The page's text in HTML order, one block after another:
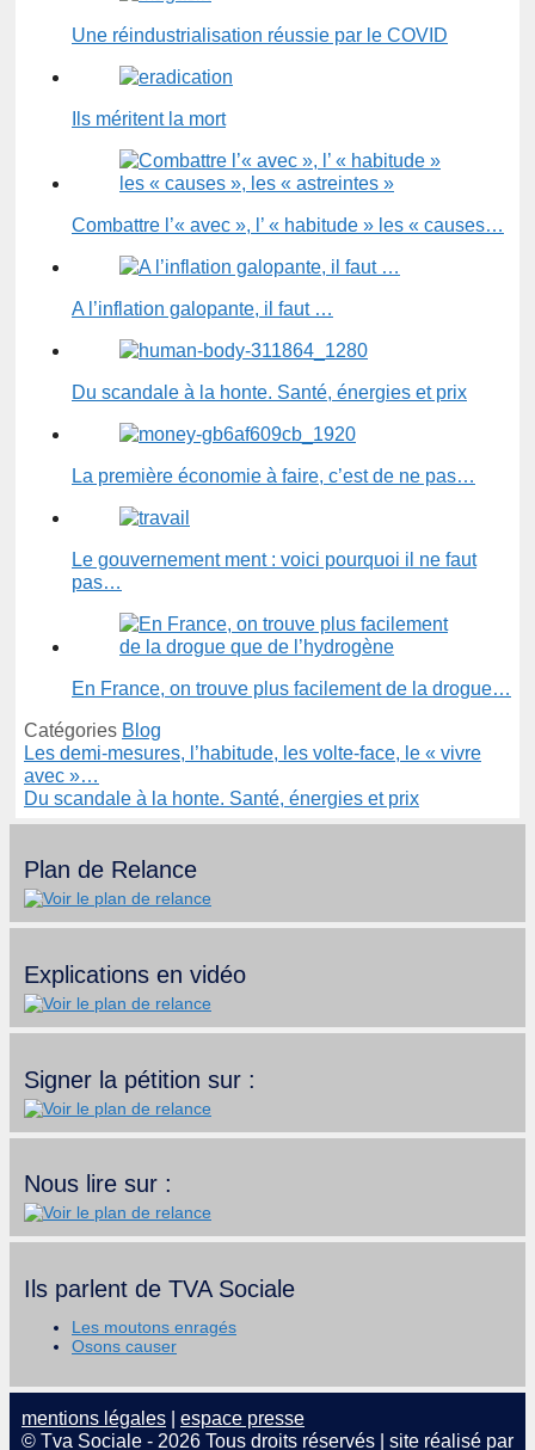
Une réindustrialisation réussie par le COVID
Ils méritent la mort
Combattre l’« avec », l’ « habitude » les « causes…
A l’inflation galopante, il faut …
Du scandale à la honte. Santé, énergies et prix
La première économie à faire, c’est de ne pas…
Le gouvernement ment : voici pourquoi il ne faut
pas…
En France, on trouve plus facilement de la drogue…
Catégories Blog
Les demi-mesures, l’habitude, les volte-face, le « vivre
avec »…
Du scandale à la honte. Santé, énergies et prix
Plan de Relance
Explications en vidéo
Signer la pétition sur :
Nous lire sur :
Ils parlent de TVA Sociale
Les moutons enragés
Osons causer
mentions légales
espace presse
© Tva Sociale - 2026 Tous droits réservés | site réalisé par